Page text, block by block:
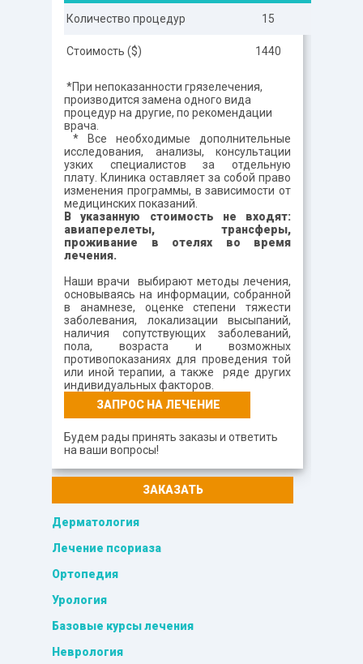
Количество процедур 15
Стоимость ($) 1440
*При непоказанности грязелечения,
производится замена одного вида
процедур на другие, по рекомендации
врача.
* Все необходимые дополнительные
исследования, анализы, консультации
узких специалистов за отдельную
плату. Клиника оставляет за собой право
изменения программы, в зависимости от
медицинских показаний.
В указанную стоимость не входят:
авиаперелеты, трансферы,
проживание в отелях во время
лечения.
Наши врачи выбирают методы лечения,
основываясь на информации, собранной
в анамнезе, оценке степени тяжести
заболевания, локализации высыпаний,
наличия сопутствующих заболеваний,
пола, возраста и возможных
противопоказаниях для проведения той
или иной терапии, а также ряде других
индивидуальных факторов.
ЗАПРОС НА ЛЕЧЕНИЕ
Будем рады принять заказы и ответить
на ваши вопросы!
ЗАКАЗАТЬ
Дерматология
Лечение псориаза
Ортопедия
Урология
Базовые курсы лечения
Неврология